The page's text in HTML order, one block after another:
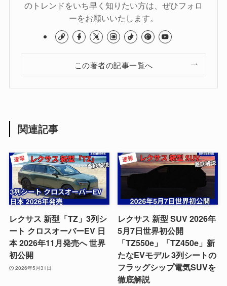
のトレンドをいち早く知りたい方は、ぜひフォロ
ーをお願いいたします。
この著者の記事一覧へ
関連記事
レクサス 新型「TZ」3列シ
ート クロスオーバーEV 日
本 2026年11月発売へ 世界
初公開
2026年5月31日
レクサス 新型 SUV 2026年
5月7日世界初公開
「TZ550e」「TZ450e」新
たなEVモデル 3列シートの
フラッグシップ電気SUVを
徹底解説